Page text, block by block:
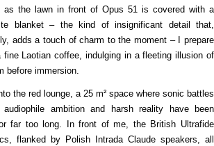
as the lawn in front of Opus 51 is covered with a
blanket – the kind of insignificant detail that,
adds a touch of charm to the moment – I prepare
fine Laotian coffee, indulging in a fleeting illusion of
before immersion.
the red lounge, a 25 m² space where sonic battles
audiophile ambition and harsh reality have been
far too long. In front of me, the British Ultrafide
flanked by Polish Intrada Claude speakers, all